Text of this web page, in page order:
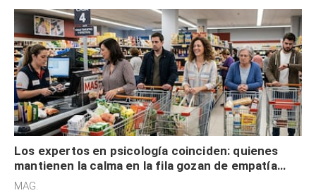
Los expertos en psicología coinciden: quienes
mantienen la calma en la fila gozan de empatía
cognitiva, gratitud y no solo tienen autocontrol
MAG.